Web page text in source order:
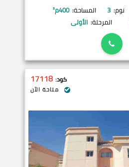
نوم: 3 المساحة: 400م²
المرحلة: الأولى
كود: 17118
متاحة الآن